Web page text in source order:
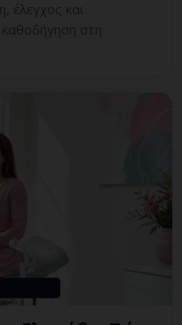
έλεγχος και
καθοδήγηση στη